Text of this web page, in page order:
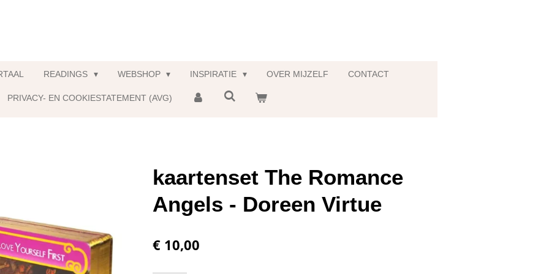
READINGS WEBSHOP INSPIRATIE OVER MIJZELF CONTACT
PRIVACY- EN COOKIESTATEMENT (AVG)
kaartenset The Romance
Angels - Doreen Virtue
€ 10,00